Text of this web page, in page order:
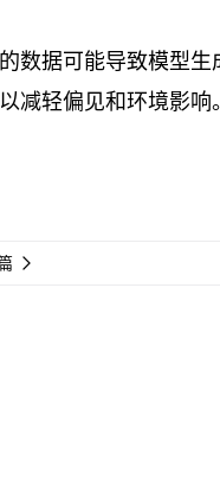
数据可能导致模型生
减轻偏见和环境影响。